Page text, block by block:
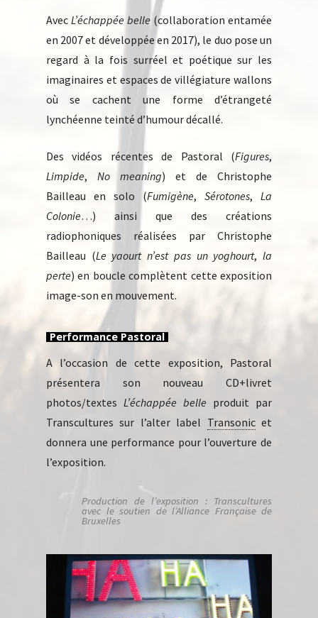
Avec L’échappée belle (collaboration entamée
en 2007 et développée en 2017), le duo pose un
regard à la fois surréel et poétique sur les
imaginaires et espaces de villégiature wallons
où se cachent une forme d’étrangeté
lynchéenne teinté d’humour décallé.
Des vidéos récentes de Pastoral (Figures,
Limpide, No meaning) et de Christophe
Bailleau en solo (Fumigène, Sérotones, La
Colonie…) ainsi que des créations
radiophoniques réalisées par Christophe
Bailleau (Le yaourt n’est pas un yoghourt,la
perte) en boucle complètent cette exposition
image-son en mouvement.
Performance Pastoral
A l’occasion de cette exposition, Pastoral
présentera son nouveau CD+livret
photos/textes L’échappée belle produit par
Transcultures sur l’alter label Transonicet
donnera une performance pour l’ouverture de
l’exposition.
Production de l’exposition : Transcultures
avec le soutien de l’Alliance Française de
Bruxelles